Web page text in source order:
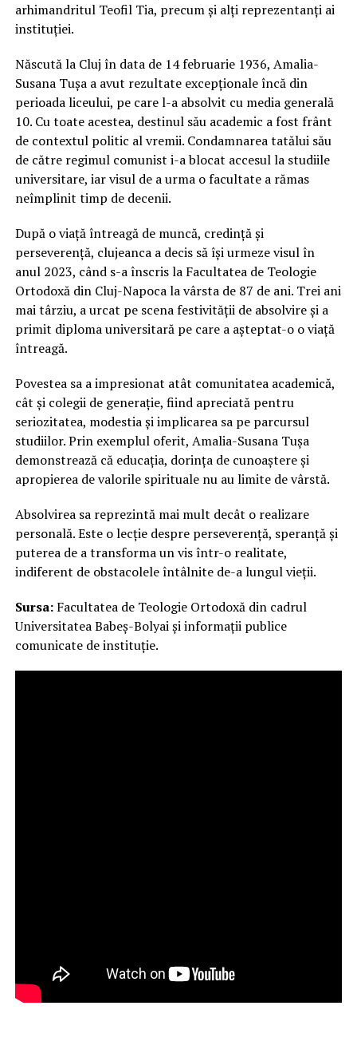
arhimandritul Teofil Tia, precum și alți reprezentanți ai
instituției.
Născută la Cluj în data de 14 februarie 1936, Amalia-
Susana Tușa a avut rezultate excepționale încă din
perioada liceului, pe care l-a absolvit cu media generală
10. Cu toate acestea, destinul său academic a fost frânt
de contextul politic al vremii. Condamnarea tatălui său
de către regimul comunist i-a blocat accesul la studiile
universitare, iar visul de a urma o facultate a rămas
neîmplinit timp de decenii.
După o viață întreagă de muncă, credință și
perseverență, clujeanca a decis să își urmeze visul în
anul 2023, când s-a înscris la Facultatea de Teologie
Ortodoxă din Cluj-Napoca la vârsta de 87 de ani. Trei ani
mai târziu, a urcat pe scena festivității de absolvire și a
primit diploma universitară pe care a așteptat-o o viață
întreagă.
Povestea sa a impresionat atât comunitatea academică,
cât și colegii de generație, fiind apreciată pentru
seriozitatea, modestia și implicarea sa pe parcursul
studiilor. Prin exemplul oferit, Amalia-Susana Tușa
demonstrează că educația, dorința de cunoaștere și
apropierea de valorile spirituale nu au limite de vârstă.
Absolvirea sa reprezintă mai mult decât o realizare
personală. Este o lecție despre perseverență, speranță și
puterea de a transforma un vis într-o realitate,
indiferent de obstacolele întâlnite de-a lungul vieții.
Sursa:Facultatea de Teologie Ortodoxă din cadrul
Universitatea Babeș-Bolyaiși informații publice
comunicate de instituție.